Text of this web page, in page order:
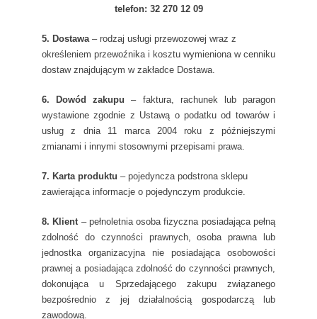
telefon: 32 270 12 09
5. Dostawa– rodzaj usługi przewozowej wraz z
określeniem przewoźnika i kosztu wymieniona w cenniku
dostaw znajdującym w zakładce Dostawa.
6. Dowód zakupu – faktura, rachunek lub paragon
wystawione zgodnie z Ustawą o podatku od towarów i
usług z dnia 11 marca 2004 roku z późniejszymi
zmianami i innymi stosownymi przepisami prawa.
7. Karta produktu – pojedyncza podstrona sklepu
zawierająca informacje o pojedynczym produkcie.
8. Klient– pełnoletnia osoba fizyczna posiadająca pełną
zdolność do czynności prawnych, osoba prawna lub
jednostka organizacyjna nie posiadająca osobowości
prawnej a posiadająca zdolność do czynności prawnych,
dokonująca u Sprzedającego zakupu związanego
bezpośrednio z jej działalnością gospodarczą lub
zawodową.